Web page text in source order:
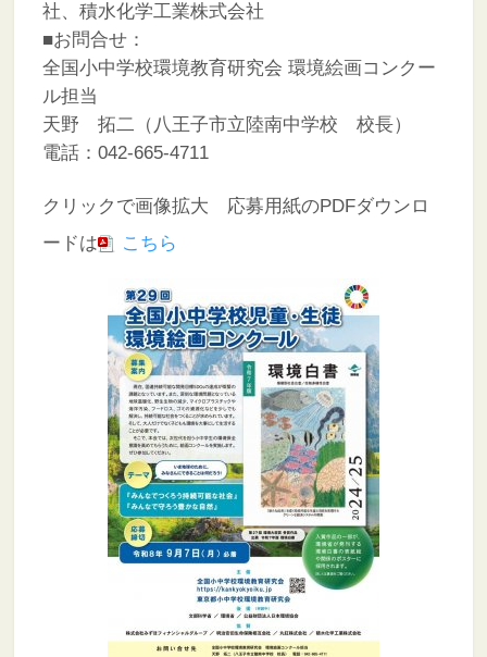
社、積水化学工業株式会社
■お問合せ：
全国小中学校環境教育研究会 環境絵画コンクー
ル担当
天野 拓二（八王子市立陸南中学校 校長）
電話：042-665-4711
クリックで画像拡大 応募用紙のPDFダウンロ
ードは
こちら